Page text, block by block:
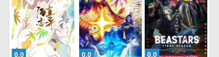
0.0 0.0 0.0